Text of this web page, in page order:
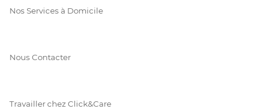
Nos Services à Domicile
Nous Contacter
Travailler chez Click&Care